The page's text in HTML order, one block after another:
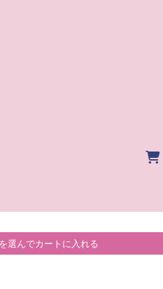
選んでカートに入れる